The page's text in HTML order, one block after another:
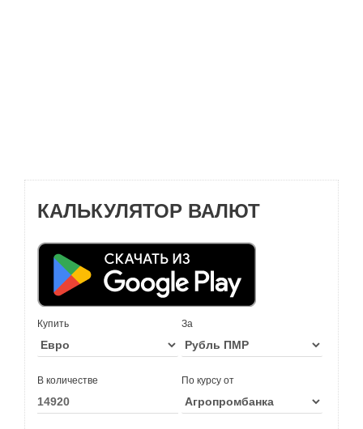
КАЛЬКУЛЯТОР ВАЛЮТ
Купить За
В количестве По курсу от